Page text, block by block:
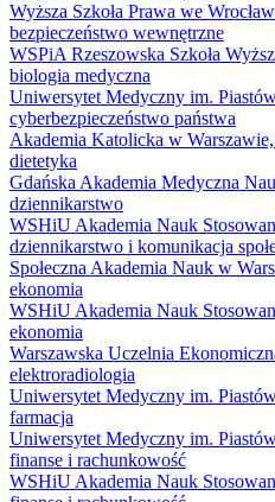
Wyższa Szkoła Prawa we
bezpieczeństwo wewnętrzne
WSPiA Rzeszowska Szkoła
biologia medyczna
Uniwersytet Medyczny im.
cyberbezpieczeństwo państwa
Akademia Katolicka w
dietetyka
Gdańska Akademia Medyczna
dziennikarstwo
WSHiU Akademia Nauk
dziennikarstwo i komunikacja
Społeczna Akademia Nauk w
ekonomia
WSHiU Akademia Nauk
ekonomia
Warszawska Uczelnia
elektroradiologia
Uniwersytet Medyczny im.
farmacja
Uniwersytet Medyczny im.
finanse i rachunkowość
WSHiU Akademia Nauk